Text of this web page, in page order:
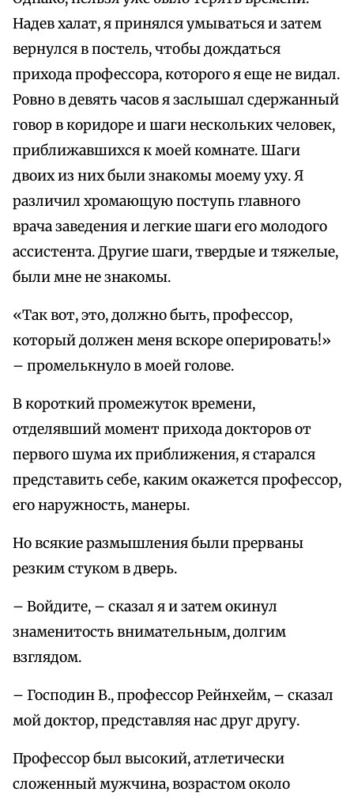
Надев халат, я принялся умываться и затем
вернулся в постель, чтобы дождаться
прихода профессора, которого я еще не видал.
Ровно в девять часов я заслышал сдержанный
говор в коридоре и шаги нескольких человек,
приближавшихся к моей комнате. Шаги
двоих из них были знакомы моему уху. Я
различил хромающую поступь главного
врача заведения и легкие шаги его молодого
ассистента. Другие шаги, твердые и тяжелые,
были мне не знакомы.
«Так вот, это, должно быть, профессор,
который должен меня вскоре оперировать!»
– промелькнуло в моей голове.
В короткий промежуток времени,
отделявший момент прихода докторов от
первого шума их приближения, я старался
представить себе, каким окажется профессор,
его наружность, манеры.
Но всякие размышления были прерваны
резким стуком в дверь.
– Войдите, – сказал я и затем окинул
знаменитость внимательным, долгим
взглядом.
– Господин В., профессор Рейнхейм, – сказал
мой доктор, представляя нас друг другу.
Профессор был высокий, атлетически
сложенный мужчина, возрастом около